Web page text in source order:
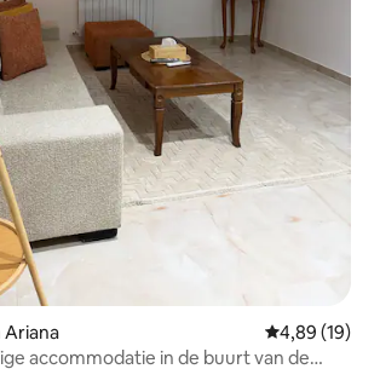
Gemiddelde
4,89 (19)
accommodatie in de buurt van de